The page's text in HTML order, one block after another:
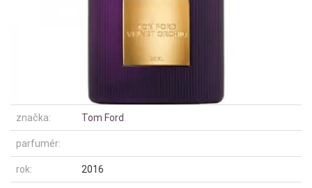
značka: Tom Ford
parfumér:
rok: 2016